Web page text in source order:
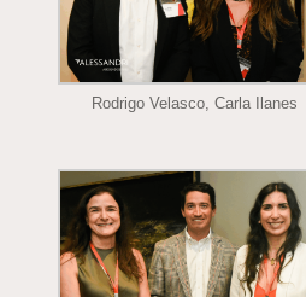
Rodrigo Velasco, Carla Ilanes